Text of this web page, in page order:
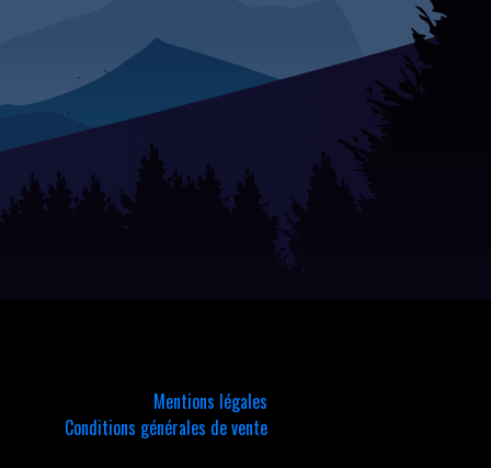
Mentions légales
Conditions générales de vente